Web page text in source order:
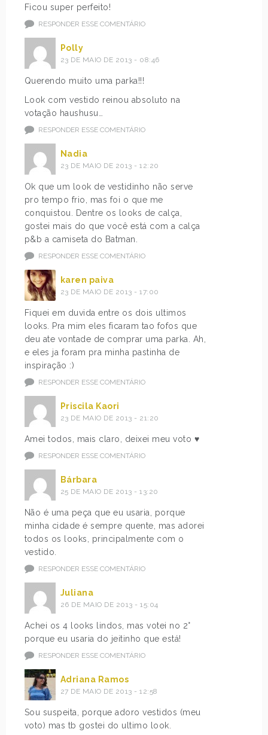
Ficou super perfeito!
RESPONDER ESSE COMENTÁRIO
Polly
23 DE MAIO DE 2013 - 08:46
Querendo muito uma parka!!!
Look com vestido reinou absoluto na
votação haushusu…
RESPONDER ESSE COMENTÁRIO
Nadia
23 DE MAIO DE 2013 - 12:20
Ok que um look de vestidinho não serve
pro tempo frio, mas foi o que me
conquistou. Dentre os looks de calça,
gostei mais do que você está com a calça
p&b a camiseta do Batman.
RESPONDER ESSE COMENTÁRIO
karen paiva
23 DE MAIO DE 2013 - 17:00
Fiquei em duvida entre os dois ultimos
looks. Pra mim eles ficaram tao fofos que
deu ate vontade de comprar uma parka. Ah,
e eles ja foram pra minha pastinha de
inspiração :)
RESPONDER ESSE COMENTÁRIO
Priscila Kaori
23 DE MAIO DE 2013 - 21:20
Amei todos, mais claro, deixei meu voto ♥
RESPONDER ESSE COMENTÁRIO
Bárbara
25 DE MAIO DE 2013 - 13:20
Não é uma peça que eu usaria, porque
minha cidade é sempre quente, mas adorei
todos os looks, principalmente com o
vestido.
RESPONDER ESSE COMENTÁRIO
Juliana
26 DE MAIO DE 2013 - 15:04
Achei os 4 looks lindos, mas votei no 2°
porque eu usaria do jeitinho que está!
RESPONDER ESSE COMENTÁRIO
Adriana Ramos
27 DE MAIO DE 2013 - 12:58
Sou suspeita, porque adoro vestidos (meu
voto) mas tb gostei do ultimo look.